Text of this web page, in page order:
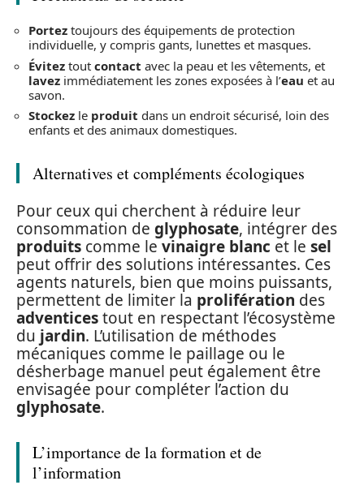
Portez toujours des équipements de protection
individuelle, y compris gants, lunettes et masques.
Évitez tout contact avec la peau et les vêtements, et
lavez immédiatement les zones exposées à l’eau et au
savon.
Stockez le produit dans un endroit sécurisé, loin des
enfants et des animaux domestiques.
Alternatives et compléments écologiques
Pour ceux qui cherchent à réduire leur
consommation de glyphosate, intégrer des
produits comme le vinaigre blanc et le sel
peut offrir des solutions intéressantes. Ces
agents naturels, bien que moins puissants,
permettent de limiter la prolifération des
adventicestout en respectant l’écosystème
du jardin. L’utilisation de méthodes
mécaniques comme le paillage ou le
désherbage manuel peut également être
envisagée pour compléter l’action du
glyphosate.
L’importance de la formation et de
l’information